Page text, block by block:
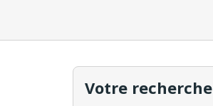
Votre recherche